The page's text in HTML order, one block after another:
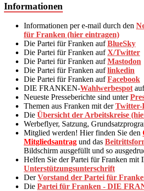
Informationen
Informationen per e-mail durch den
für Franken (hier eintragen)
Die Partei für Franken aufBlueSky
Die Partei für Franken aufX/Twitter
Die Partei für Franken aufMastodon
Die Partei für Franken auflinkedin
Die Partei für Franken aufFacebook
DIE FRANKEN-Wahlwerbespot
Neueste Presseberichte sind unter
Themen aus Franken mit derTwitter-
Die Übersicht der Arbeitskreise
Werbeflyer, Satzung,
Mitglied werden! Hier finden Sie den
Mitgliedsantrag und das
Bildschirm ausgefüllt und so
Helfen Sie der Partei für Franken mit
Unterstützungsunterschrift
DerVorstand der Partei für
Die Partei für Franken - DIE